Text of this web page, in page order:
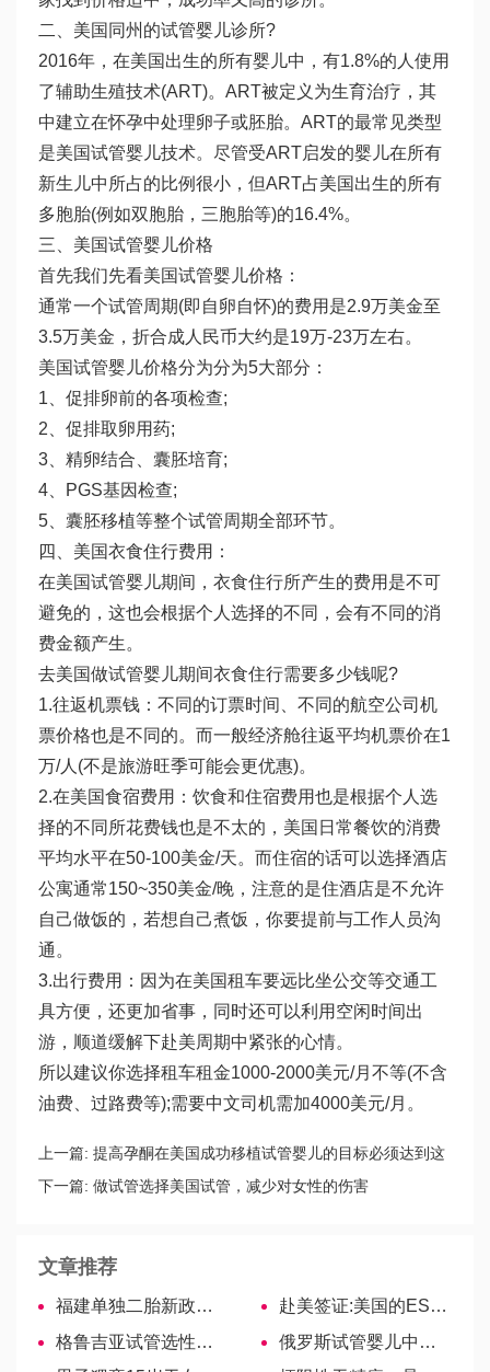
二、美国同州的试管婴儿诊所?
2016年，在美国出生的所有婴儿中，有1.8%的人使用
了辅助生殖技术(ART)。ART被定义为生育治疗，其
中建立在怀孕中处理卵子或胚胎。ART的最常见类型
是美国试管婴儿技术。尽管受ART启发的婴儿在所有
新生儿中所占的比例很小，但ART占美国出生的所有
多胞胎(例如双胞胎，三胞胎等)的16.4%。
三、美国试管婴儿价格
首先我们先看美国试管婴儿价格：
通常一个试管周期(即自卵自怀)的费用是2.9万美金至
3.5万美金，折合成人民币大约是19万-23万左右。
美国试管婴儿价格分为分为5大部分：
1、促排卵前的各项检查;
2、促排取卵用药;
3、精卵结合、囊胚培育;
4、PGS基因检查;
5、囊胚移植等整个试管周期全部环节。
四、美国衣食住行费用：
在美国试管婴儿期间，衣食住行所产生的费用是不可
避免的，这也会根据个人选择的不同，会有不同的消
费金额产生。
去美国做试管婴儿期间衣食住行需要多少钱呢?
1.往返机票钱：不同的订票时间、不同的航空公司机
票价格也是不同的。而一般经济舱往返平均机票价在1
万/人(不是旅游旺季可能会更优惠)。
2.在美国食宿费用：饮食和住宿费用也是根据个人选
择的不同所花费钱也是不太的，美国日常餐饮的消费
平均水平在50-100美金/天。而住宿的话可以选择酒店
公寓通常150~350美金/晚，注意的是住酒店是不允许
自己做饭的，若想自己煮饭，你要提前与工作人员沟
通。
3.出行费用：因为在美国租车要远比坐公交等交通工
具方便，还更加省事，同时还可以利用空闲时间出
游，顺道缓解下赴美周期中紧张的心情。
所以建议你选择租车租金1000-2000美元/月不等(不含
油费、过路费等);需要中文司机需加4000美元/月。
上一篇: 提高孕酮在美国成功移植试管婴儿的目标必须达到这
个数字！
下一篇: 做试管选择美国试管，减少对女性的伤害
文章推荐
福建单独二胎新政策落地，具体解读请戳这里
赴美签证:美国的ESTA是什么？
格鲁吉亚试管选性别合法，费用、准确率、怎么选看这里！
俄罗斯试管婴儿中宫寒如何调理呢？